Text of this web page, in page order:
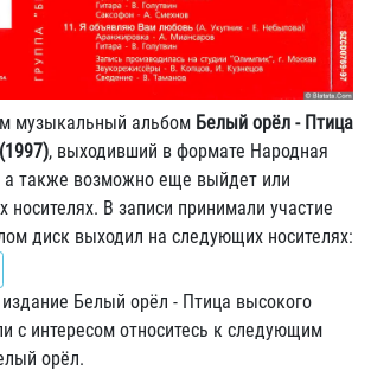
музыкальный альбом Белый орёл - Птица
, выходивший в формате Народная
а также возможно еще выйдет или
носителях. В записи принимали участие
диск выходил на следующих носителях:
издание Белый орёл - Птица высокого
с интересом относитесь к следующим
орёл.